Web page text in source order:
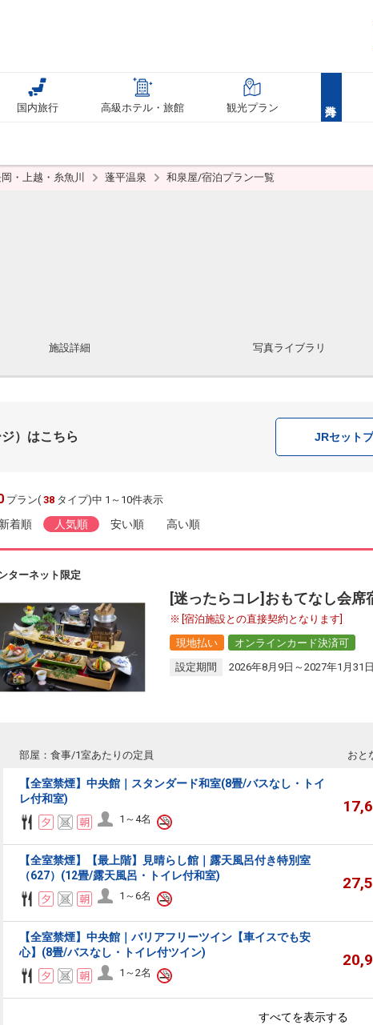
国内旅行 高級ホテル・旅館 観光プラン
・上越・糸魚川 蓬平温泉 和泉屋/宿泊プラン一覧
施設詳細 写真ライブラリ
）はこちら JRセット
プラン( 38 タイプ)中 1～10件表示
着順 人気順 安い順 高い順
ターネット限定
[迷ったらコレ]おもてなし会席
[宿泊施設との直接契約となります]
現地払い
オンラインカード決済可
設定期間
2026年8月9日～2027年1月31日
部屋：食事/1室あたりの定員 おと
【全室禁煙】中央館｜スタンダード和室(8畳/バスなし・トイ
レ付和室)
1～4名
【全室禁煙】【最上階】見晴らし館｜露天風呂付き特別室
（627）(12畳/露天風呂・トイレ付和室)
1～6名
【全室禁煙】中央館｜バリアフリーツイン【車イスでも安
心】(8畳/バスなし・トイレ付ツイン)
1～2名
すべてを表示する